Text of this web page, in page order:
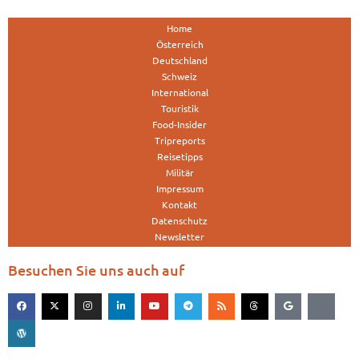
Home
Österreich
Deutschland
Schweiz
International
Touristik
Food-Insider
Tripreports
Reisetipps
Militär
Impressum
Kontakt
Datenschutz
Newsletter
Besuchen Sie uns auch auf